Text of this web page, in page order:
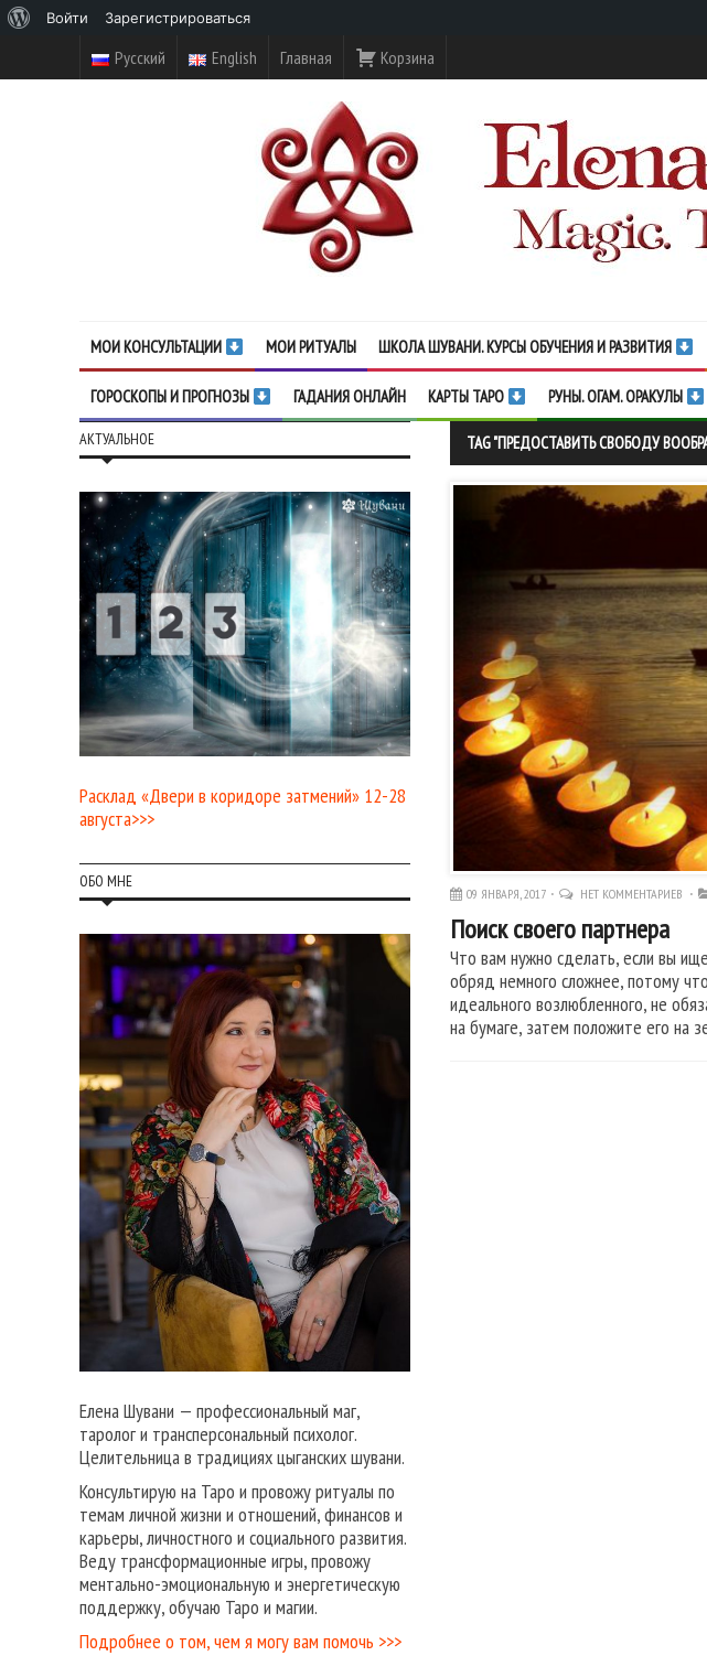
Русский English Главная Корзина
МОИ КОНСУЛЬТАЦИИ МОИ РИТУАЛЫ ШКОЛА ШУВАНИ. КУРСЫ ОБУЧЕНИЯ И РАЗВИТИЯ
ГОРОСКОПЫ И ПРОГНОЗЫ ГАДАНИЯ ОНЛАЙН КАРТЫ ТАРО РУНЫ. ОГАМ. ОРАКУЛЫ
TAG "ПРЕДОСТАВИТЬ СВОБОДУ
09 ЯНВАРЯ, 2017 НЕТ КОММЕНТАРИЕВ
Поиск своего партнера
Что вам нужно сделать, если вы
обряд немного сложнее, потому
идеального возлюбленного, не
на бумаге, затем положите его на
АКТУАЛЬНОЕ
Расклад «Двери в коридоре затмений» 12-28
августа>>>
ОБО МНЕ
Елена Шувани — профессиональный маг,
таролог и трансперсональный психолог.
Целительница в традициях цыганских шувани.
Консультирую на Таро и провожу ритуалы по
темам личной жизни и отношений, финансов и
карьеры, личностного и социального развития.
Веду трансформационные игры, провожу
ментально-эмоциональную и энергетическую
поддержку, обучаю Таро и магии.
Подробнее о том, чем я могу вам помочь >>>
WordPress
Войти Зарегистрироваться